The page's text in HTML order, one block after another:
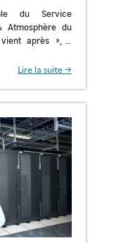
du Service
Atmosphère du
après », il
Lire la suite →